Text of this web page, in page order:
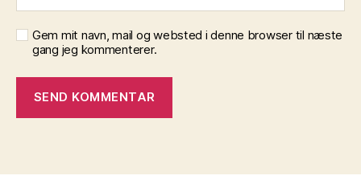
Gem mit navn, mail og websted i denne browser til næste
gang jeg kommenterer.